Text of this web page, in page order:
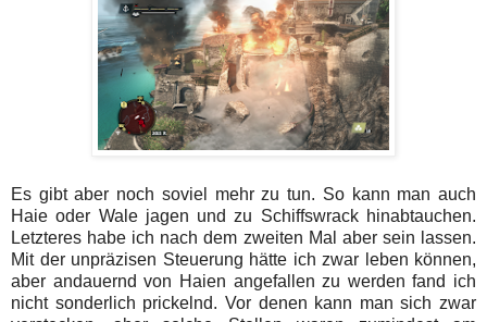
Es gibt aber noch soviel mehr zu tun. So kann man auch
Haie oder Wale jagen und zu Schiffswrack hinabtauchen.
Letzteres habe ich nach dem zweiten Mal aber sein lassen.
Mit der unpräzisen Steuerung hätte ich zwar leben können,
aber andauernd von Haien angefallen zu werden fand ich
nicht sonderlich prickelnd. Vor denen kann man sich zwar